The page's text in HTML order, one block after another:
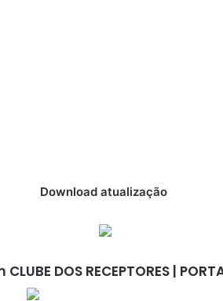
Download atualização
DOS RECEPTORES |